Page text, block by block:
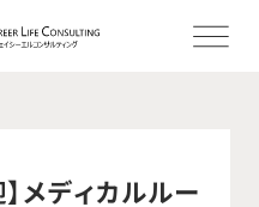
メディカルルー